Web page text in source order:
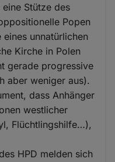
Stütze des
Popen
unnatürlichen
Kirche in Polen
gerade progressive
aber weniger aus).
dass Anhänger
westlicher
Flüchtlingshilfe…),
HPD melden sich